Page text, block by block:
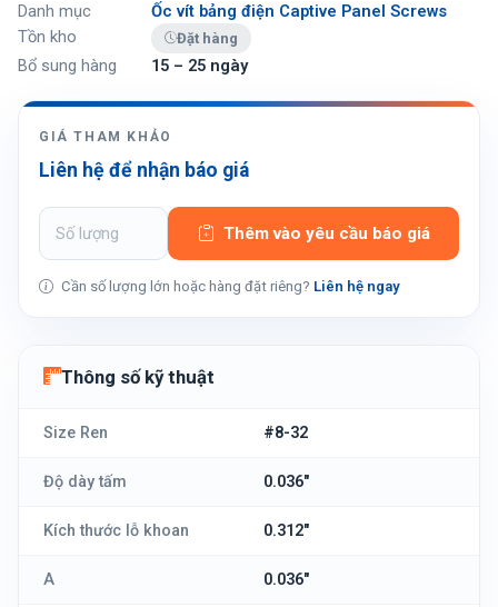
Danh mục
Ốc vít bảng điện Captive Panel Screws
Tồn kho
Đặt hàng
Bổ sung hàng 15 – 25 ngày
GIÁ THAM KHẢO
Liên hệ để nhận báo giá
Thêm vào yêu cầu báo giá
Cần số lượng lớn hoặc hàng đặt riêng? Liên hệ ngay
Thông số kỹ thuật
Size Ren #8-32
Độ dày tấm 0.036"
Kích thước lỗ khoan 0.312"
A 0.036"